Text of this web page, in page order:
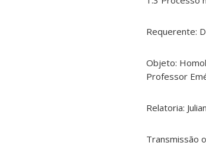
Requerente:
Objeto:
Professor
Relatoria:
Transmissão